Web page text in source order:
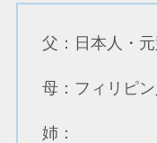
父：日本人・
母：フィリピン
姉：